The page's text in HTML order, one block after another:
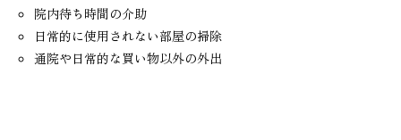
院内待ち時間の介助
日常的に使用されない部屋の掃除
通院や日常的な買い物以外の外出